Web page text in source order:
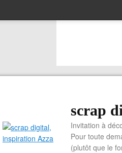
scrap
Invitation à
Pour toute
(plutôt que le